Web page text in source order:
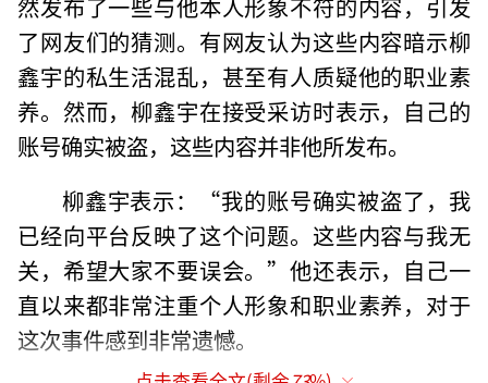
然发布了一些与他本人形象不符的内容，引发
了网友们的猜测。有网友认为这些内容暗示柳
鑫宇的私生活混乱，甚至有人质疑他的职业素
养。然而，柳鑫宇在接受采访时表示，自己的
账号确实被盗，这些内容并非他所发布。
柳鑫宇表示：“我的账号确实被盗了，我
已经向平台反映了这个问题。这些内容与我无
关，希望大家不要误会。”他还表示，自己一
直以来都非常注重个人形象和职业素养，对于
这次事件感到非常遗憾。